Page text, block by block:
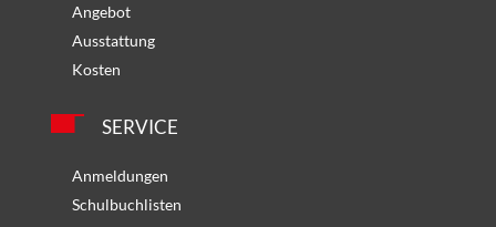
Angebot
Ausstattung
Kosten
SERVICE
Anmeldungen
Schulbuchlisten